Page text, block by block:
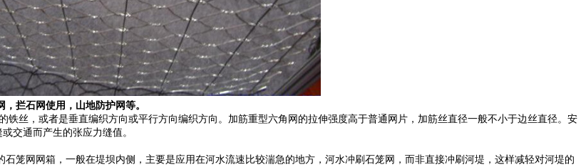
拦石网使用，山地防护网等。
，或者是垂直编织方向或平行方向编织方向。加筋重型六角网的拉伸强度高于普通网片，加筋丝直径一般不小于边丝直径。安
交通而产生的张应力缝值。
网网箱，一般在堤坝内侧，主要是应用在河水流速比较湍急的地方，河水冲刷石笼网，而非直接冲刷河堤，这样减轻对河堤的